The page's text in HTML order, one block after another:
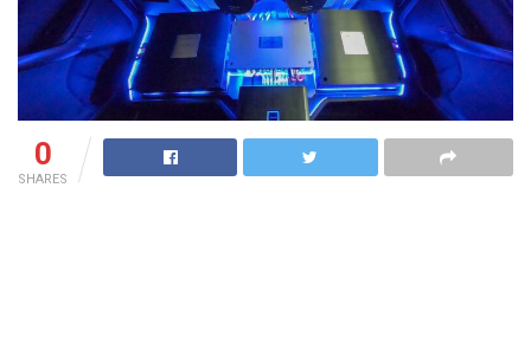
0
SHARES